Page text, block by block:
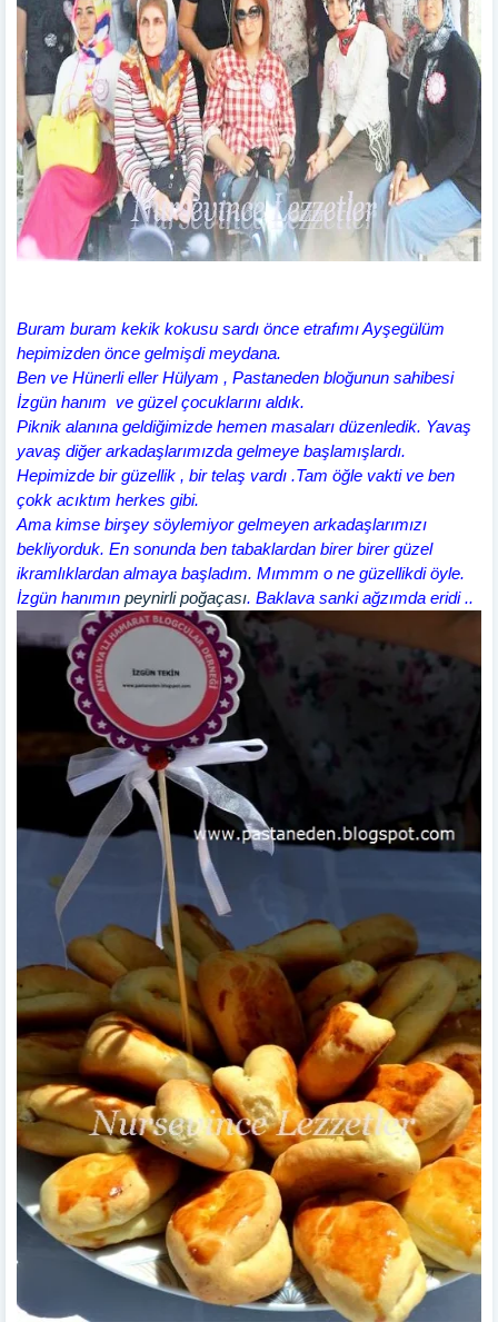
Buram buram kekik kokusu sardı önce etrafımı Ayşegülüm
hepimizden önce gelmişdi meydana.
Ben ve Hünerli eller Hülyam , Pastaneden bloğunun sahibesi
İzgün hanım ve güzel çocuklarını aldık.
Piknik alanına geldiğimizde hemen masaları düzenledik. Yavaş
yavaş diğer arkadaşlarımızda gelmeye başlamışlardı.
Hepimizde bir güzellik , bir telaş vardı .Tam öğle vakti ve ben
çokk acıktım herkes gibi.
Ama kimse birşey söylemiyor gelmeyen arkadaşlarımızı
bekliyorduk. En sonunda ben tabaklardan birer birer güzel
ikramlıklardan almaya başladım. Mımmm o ne güzellikdi öyle.
İzgün hanımın peynirli poğaçası. Baklava sanki ağzımda eridi ..